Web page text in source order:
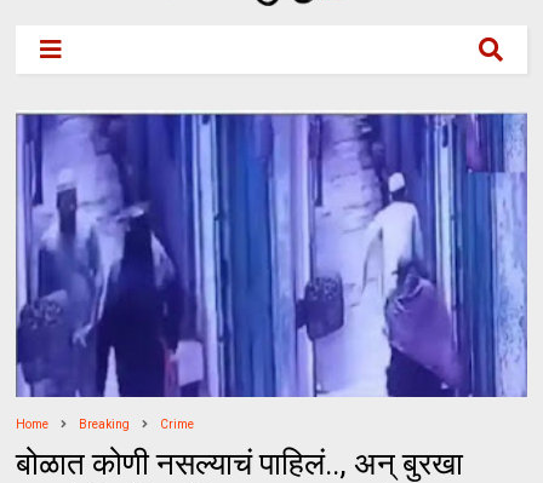
Home Breaking Crime
बोळात कोणी नसल्याचं पाहिलं.., अन् बुरखा